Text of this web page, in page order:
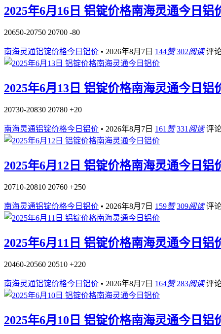
2025年6月16日 铝锭价格南海灵通今日铝
20650-20750 20700 -80
南海灵通铝锭价格今日铝价 • 2026年8月7日 144赞 302阅读 评
2025年6月13日 铝锭价格南海灵通今日铝
20730-20830 20780 +20
南海灵通铝锭价格今日铝价 • 2026年8月7日 161 赞 331 阅读 评
2025年6月12日 铝锭价格南海灵通今日铝
20710-20810 20760 +250
南海灵通铝锭价格今日铝价 • 2026年8月7日 159赞 309阅读 评
2025年6月11日 铝锭价格南海灵通今日铝
20460-20560 20510 +220
南海灵通铝锭价格今日铝价 • 2026年8月7日 164赞 283阅读 评
2025年6月10日 铝锭价格南海灵通今日铝